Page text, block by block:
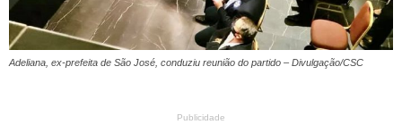
Adeliana, ex-prefeita de São José, conduziu reunião do partido – Divulgação/CSC
Publicidade